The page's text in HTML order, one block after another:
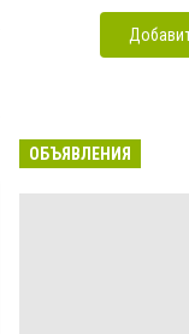
ОБЪЯВЛЕНИЯ